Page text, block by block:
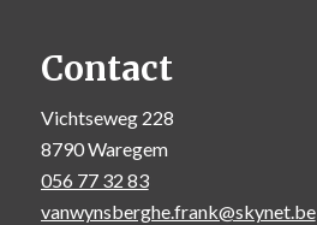
Contact
Vichtseweg 228
8790 Waregem
056 77 32 83
vanwynsberghe.frank@skynet.be